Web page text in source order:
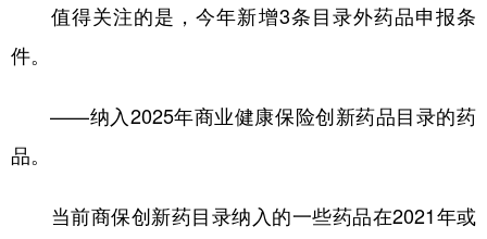
广西 海南 重庆
陕西 甘肃 青海 宁夏
值得关注的是，今年新增3条目录外药品申报条
件。
——纳入2025年商业健康保险创新药品目录的药
品。
当前商保创新药目录纳入的一些药品在2021年或